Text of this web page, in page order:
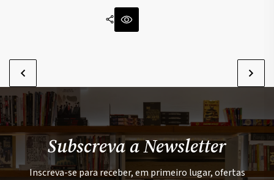
Subscreva a Newsletter
Inscreva-se para receber, em primeiro lugar, ofertas